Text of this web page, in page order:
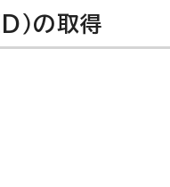
）の取得